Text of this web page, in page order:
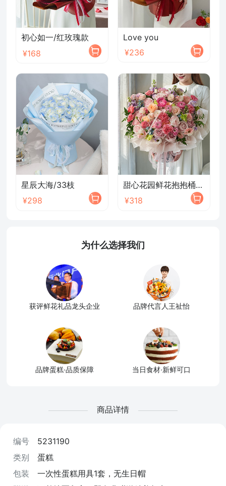
初心如一/红玫瑰款
¥168
Love you
¥236
星辰大海/33枝
¥298
甜心花园鲜花抱抱桶/2026新款
¥318
为什么选择我们
获评鲜花礼品龙头企业 品牌代言人王祉怡
品牌蛋糕·品质保障 当日食材·新鲜可口
商品详情
编号
5231190
类别
蛋糕
包装
一次性蛋糕用具1套，无生日帽